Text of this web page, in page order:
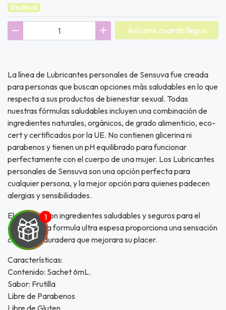
Sin Stock
Avísame cuando llegue
La línea de Lubricantes personales de Sensuva fue creada
para personas que buscan opciones más saludables en lo que
respecta a sus productos de bienestar sexual. Todas
nuestras fórmulas saludables incluyen una combinación de
ingredientes naturales, orgánicos, de grado alimenticio, eco-
cert y certificados por la UE. No contienen glicerina ni
parabenos y tienen un pH equilibrado para funcionar
perfectamente con el cuerpo de una mujer. Los Lubricantes
personales de Sensuva son una opción perfecta para
cualquier persona, y la mejor opción para quienes padecen
alergias y sensibilidades.
Elaborado con ingredientes saludables y seguros para el
cuerpo, esta formula ultra espesa proporciona una sensación
cómoda y duradera que mejorara su placer.
Características:
Contenido: Sachet 6mL.
Sabor: Frutilla
Libre de Parabenos
Libre de Gluten